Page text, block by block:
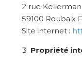
2 rue
59100 Roubaix
Site internet :
Propriété